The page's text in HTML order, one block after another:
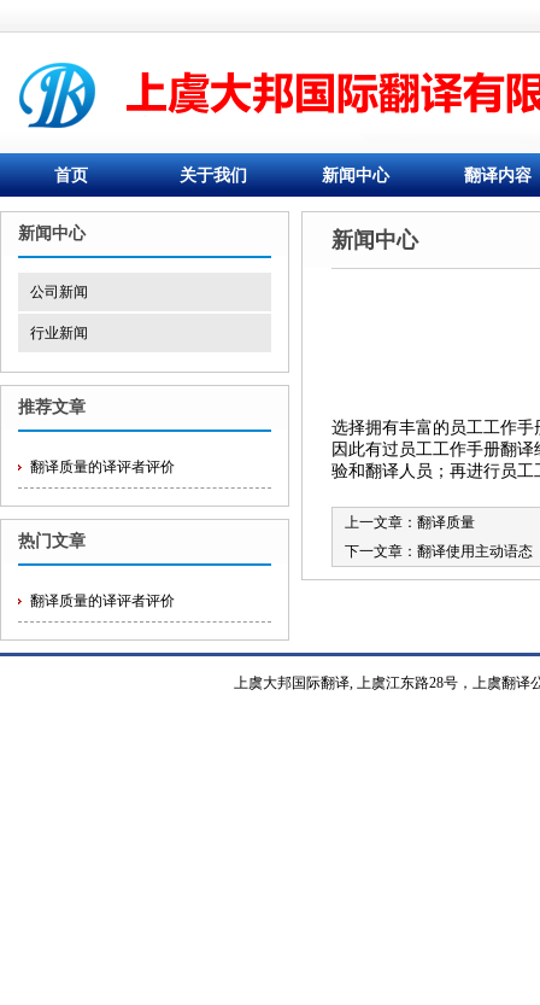
首页 关于我们 新闻中心 翻译内容
新闻中心
公司新闻
行业新闻
推荐文章
翻译质量的译评者评价
热门文章
翻译质量的译评者评价
新闻中心
选择拥有丰富的员工工作
因此有过员工工作手册翻
验和翻译人员；再进行员
上一文章： 翻译质量
下一文章： 翻译使用主动语态
上虞大邦国际翻译, 上虞江东路28号，上虞翻译